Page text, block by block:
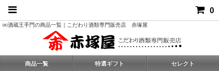
0
㈱酒蔵王手門の商品一覧｜こだわり酒類専門販売店 赤塚屋
商品一覧 特選ギフト セレクト